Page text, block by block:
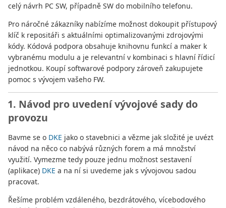
celý návrh PC SW, případně SW do mobilního telefonu.
Pro náročné zákazníky nabízíme možnost dokoupit přístupový
klíč k repositáři s aktuálními optimalizovanými zdrojovými
kódy. Kódová podpora obsahuje knihovnu funkcí a maker k
vybranému modulu a je relevantní v kombinaci s hlavní řídicí
jednotkou. Koupí softwarové podpory zároveň zakupujete
pomoc s vývojem vašeho FW.
1. Návod pro uvedení vývojové sady do
provozu
Bavme se o DKE jako o stavebnici a vězme jak složité je uvézt
návod na něco co nabývá různých forem a má množství
využití. Vymezme tedy pouze jednu možnost sestavení
(aplikace) DKE a na ní si uvedeme jak s vývojovou sadou
pracovat.
Řešíme problém vzdáleného, bezdrátového, vícebodového